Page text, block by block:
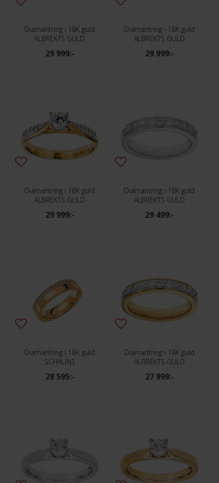
Diamantring i 18K guld
ALBREKTS GULD
29 999:-
Diamantring i 18K guld
ALBREKTS GULD
29 999:-
Diamantring i 18K guld
ALBREKTS GULD
29 999:-
Diamantring i 18K guld
ALBREKTS GULD
29 499:-
Diamantring i 18K guld
SCHALINS
28 595:-
Diamantring i 18K guld
ALBREKTS GULD
27 999:-